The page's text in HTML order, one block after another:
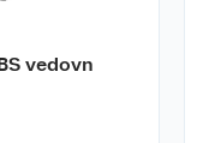
vedovn